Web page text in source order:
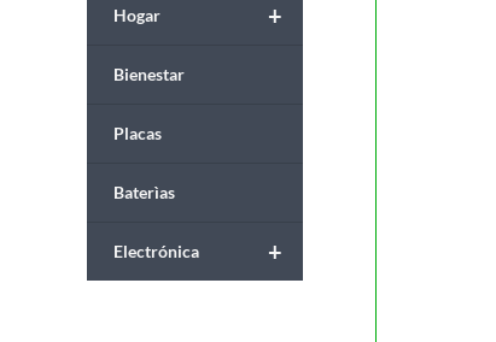
+
Hogar
Bienestar
Placas
Baterìas
+
Electrónica